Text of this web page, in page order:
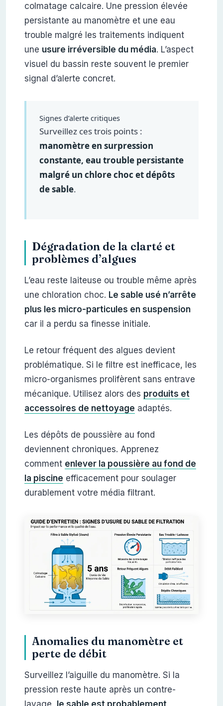
colmatage calcaire. Une pression élevée
persistante au manomètre et une eau
trouble malgré les traitements indiquent
une usure irréversible du média. L’aspect
visuel du bassin reste souvent le premier
signal d’alerte concret.
Signes d’alerte critiques
Surveillez ces trois points :
manomètre en surpression
constante, eau trouble persistante
malgré un chlore choc et dépôts
de sable.
Dégradation de la clarté et
problèmes d’algues
L’eau reste laiteuse ou trouble même après
une chloration choc. Le sable usé n’arrête
plus les micro-particules en suspension
car il a perdu sa finesse initiale.
Le retour fréquent des algues devient
problématique. Si le filtre est inefficace, les
micro-organismes prolifèrent sans entrave
mécanique. Utilisez alors des produits et
accessoires de nettoyage adaptés.
Les dépôts de poussière au fond
deviennent chroniques. Apprenez
comment enlever la poussière au fond de
la piscine efficacement pour soulager
durablement votre média filtrant.
Anomalies du manomètre et
perte de débit
Surveillez l’aiguille du manomètre. Si la
pression reste haute après un contre-
lavage, le sable est probablement